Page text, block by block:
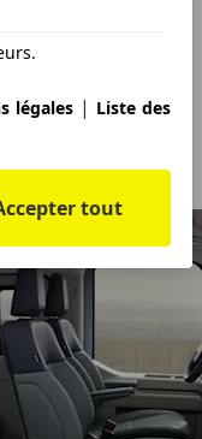
du modèle
une touche plus
éditions
légales | Liste des
tout